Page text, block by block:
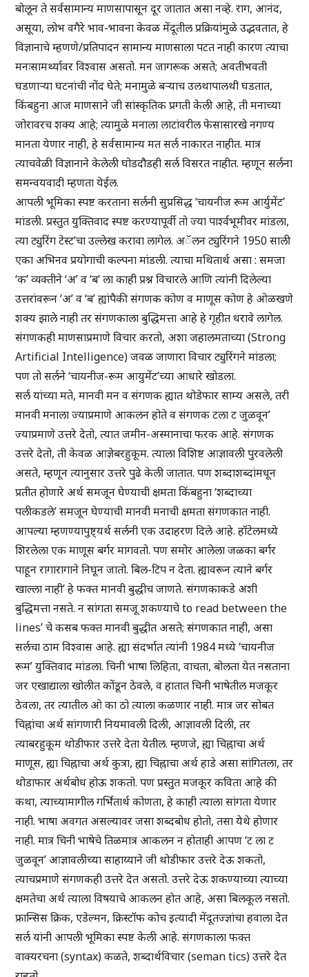
बोलून ते सर्वसामान्य माणसापासून दूर जातात असा नव्हे. राग, आनंद,
असूया, लोभ वगैरे भाव-भावना केवळ मेंदूतील प्रक्रियांमुळे उद्भवतात, हे
विज्ञानाचे म्हणणे/प्रतिपादन सामान्य माणसाला पटत नाही कारण त्याचा
मनःसामर्थ्यावर विश्वास असतो. मन जागरूक असते; अवतीभवती
घडणाऱ्या घटनांची नोंद घेते; मनामुळे बऱ्याच उलथापालथी घडतात,
किंबहुना आज माणसाने जी सांस्कृतिक प्रगती केली आहे, ती मनाच्या
जोरावरच शक्य आहे; त्यामुळे मनाला लाटांवरील फेसासारखे नगण्य
मानता येणार नाही, हे सर्वसामान्य मत सर्ल नाकारत नाहीत. मात्र
त्याचवेळी विज्ञानाने केलेली घोडदौडही सर्ल विसरत नाहीत. म्हणून सर्लना
समन्वयवादी म्हणता येईल.
आपली भूमिका स्पष्ट करताना सर्लनी सुप्रसिद्ध ‘चायनीज रूम आर्युमेंट’
मांडली. प्रस्तुत युक्तिवाद स्पष्ट करण्यापूर्वी तो ज्या पार्श्वभूमीवर मांडला,
त्या ट्युरिंग टेस्ट’चा उल्लेख करावा लागेल. अॅलन ट्युरिंगने 1950 साली
एका अभिनव प्रयोगाची कल्पना मांडली. त्याचा मथितार्थ असा : समजा
‘क’ व्यक्तीने ‘अ’ व ‘ब’ ला काही प्रश्न विचारले आणि त्यांनी दिलेल्या
उत्तरांवरून ‘अ’ व ‘ब’ ह्यांपैकी संगणक कोण व माणूस कोण हे ओळखणे
शक्य झाले नाही तर संगणकाला बुद्धिमत्ता आहे हे गृहीत धरावे लागेल.
संगणकही माणसाप्रमाणे विचार करतो, अशा जहालमताच्या (Strong
Artificial Intelligence) जवळ जाणारा विचार ट्युरिंगने मांडला;
पण तो सर्लने ‘चायनीज-रूम आयुमेंट’च्या आधारे खोडला.
सर्ल यांच्या मते, मानवी मन व संगणक ह्यात थोडेफार साम्य असले, तरी
मानवी मनाला ज्याप्रमाणे आकलन होते व संगणक टला ट जुळवून’
ज्याप्रमाणे उत्तरे देतो, त्यात जमीन-अस्मानाचा फरक आहे. संगणक
उत्तरे देतो, ती केवळ आज्ञेबरहुकूम. त्याला विशिष्ट आज्ञावली पुरवलेली
असते, म्हणून त्यानुसार उत्तरे पुढे केली जातात. पण शब्दाशब्दांमधून
प्रतीत होणारे अर्थ समजून घेण्याची क्षमता किंबहुना ‘शब्दाच्या
पलीकडले’ समजून घेण्याची मानवी मनाची क्षमता संगणकात नाही.
आपल्या म्हणण्यापुष्ट्यर्थ सर्लनी एक उदाहरण दिले आहे. हॉटेलमध्ये
शिरलेला एक माणूस बर्गर मागवतो. पण समोर आलेला जळका बर्गर
पाहून रागारागाने निघून जातो. बिल-टिप न देता. ह्यावरून त्याने बर्गर
खाल्ला नाही’ हे फक्त मानवी बुद्धीच जाणते. संगणकाकडे अशी
बुद्धिमत्ता नसते. न सांगता समजू शकण्याचे to read between the
lines’ चे कसब फक्त मानवी बुद्धीत असते; संगणकात नाही, असा
सर्लचा ठाम विश्वास आहे. ह्या संदर्भात त्यांनी 1984 मध्ये ‘चायनीज
रूम’ युक्तिवाद मांडला. चिनी भाषा लिहिता, वाचता, बोलता येत नसताना
जर एखाद्याला खोलीत कोंडून ठेवले, व हातात चिनी भाषेतील मजकूर
ठेवला, तर त्यातील ओ का ठो त्याला कळणार नाही. मात्र जर सोबत
चिह्नांचा अर्थ सांगणारी नियमावली दिली, आज्ञावली दिली, तर
त्याबरहुकूम थोडीफार उत्तरे देता येतील. म्हणजे, ह्या चिह्नाचा अर्थ
माणूस, ह्या चिह्नाचा अर्थ कुत्रा, ह्या चिह्नाचा अर्थ हाडे असा सांगितला, तर
थोडाफार अर्थबोध होऊ शकतो. पण प्रस्तुत मजकूर कविता आहे की
कथा, त्याच्यामागील गर्भितार्थ कोणता, हे काही त्याला सांगता येणार
नाही. भाषा अवगत असल्यावर जसा शब्दबोध होतो, तसा येथे होणार
नाही. मात्र चिनी भाषेचे तिळमात्र आकलन न होताही आपण ‘ट ला ट
जुळवून’ आज्ञावलीच्या साहाय्याने जी थोडीफार उत्तरे देऊ शकतो,
त्याचप्रमाणे संगणकही उत्तरे देत असतो. उत्तरे देऊ शकण्याच्या त्याच्या
क्षमतेचा अर्थ त्याला विषयाचे आकलन होत आहे, असा बिलकूल नसतो.
फ्रान्सिस क्रिक, एडेल्मन, क्रिस्टॉफ कोच इत्यादी मेंदूतज्ज्ञांचा हवाला देत
सर्ल यांनी आपली भूमिका स्पष्ट केली आहे. संगणकाला फक्त
वाक्यरचना (syntax) कळते, शब्दार्थविचार (seman tics) उत्तरे देत